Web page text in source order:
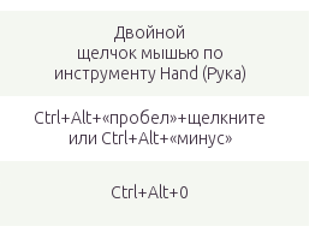
Двойной
щелчок мышью по
инструменту Hand (Рука)
Сtrl+Аlt+«пробел»+щелкните
или Сtrl+Аlt+«минус»
Ctrl+Alt+0